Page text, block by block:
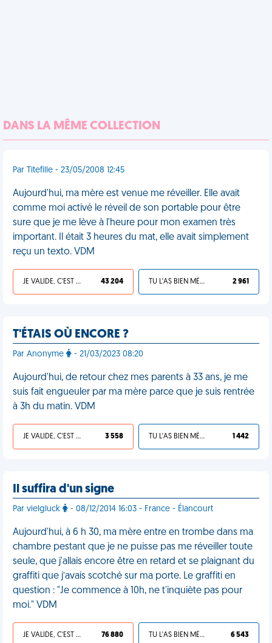
DANS LA MÊME COLLECTION
Par Titefille - 23/05/2008 12:45
Aujourd'hui, ma mère est venue me réveiller. Elle avait
comme moi activé le réveil de son portable pour être
sure que je me lève à l'heure pour mon examen très
important. Il était 3 heures du mat, elle avait simplement
reçu un texto. VDM
JE VALIDE, C'EST UNE VDM 43 204 TU L'AS BIEN MÉRITÉ 2 961
T'ÉTAIS OÙ ENCORE ?
Par Anonyme - 21/03/2023 08:20
Aujourd'hui, de retour chez mes parents à 33 ans, je me
suis fait engueuler par ma mère parce que je suis rentrée
à 3h du matin. VDM
JE VALIDE, C'EST UNE VDM 3 558 TU L'AS BIEN MÉRITÉ 1 442
Il suffira d'un signe
Par vielgluck - 08/12/2014 16:03 - France - Élancourt
Aujourd'hui, à 6 h 30, ma mère entre en trombe dans ma
chambre pestant que je ne puisse pas me réveiller toute
seule, que j'allais encore être en retard et se plaignant du
graffiti que j’avais scotché sur ma porte. Le graffiti en
question : "Je commence à 10h, ne t'inquiète pas pour
moi." VDM
JE VALIDE, C'EST UNE VDM 76 880 TU L'AS BIEN MÉRITÉ 6 543